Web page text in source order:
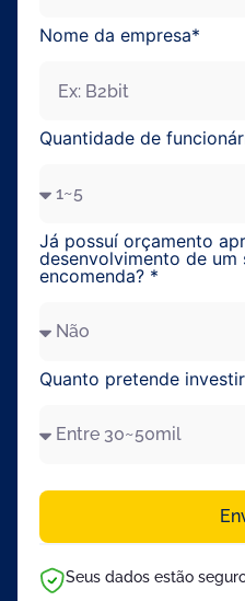
Nome da empresa*
Quantidade de
Já possuí orçamento
desenvolvimento de
encomenda? *
Quanto pretende
Seus dados estão